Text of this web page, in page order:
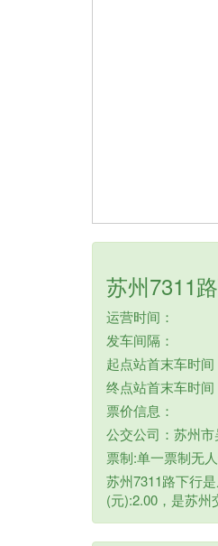
苏州7311
运营时间：
发车间隔：
起点站首末车时
终点站首末车时间
票价信息：
公交公司：苏州
票制:单一票制无
苏州7311路下行
(元):2.00，是苏州